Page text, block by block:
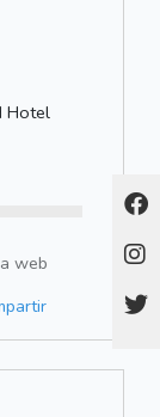
Hotel
web